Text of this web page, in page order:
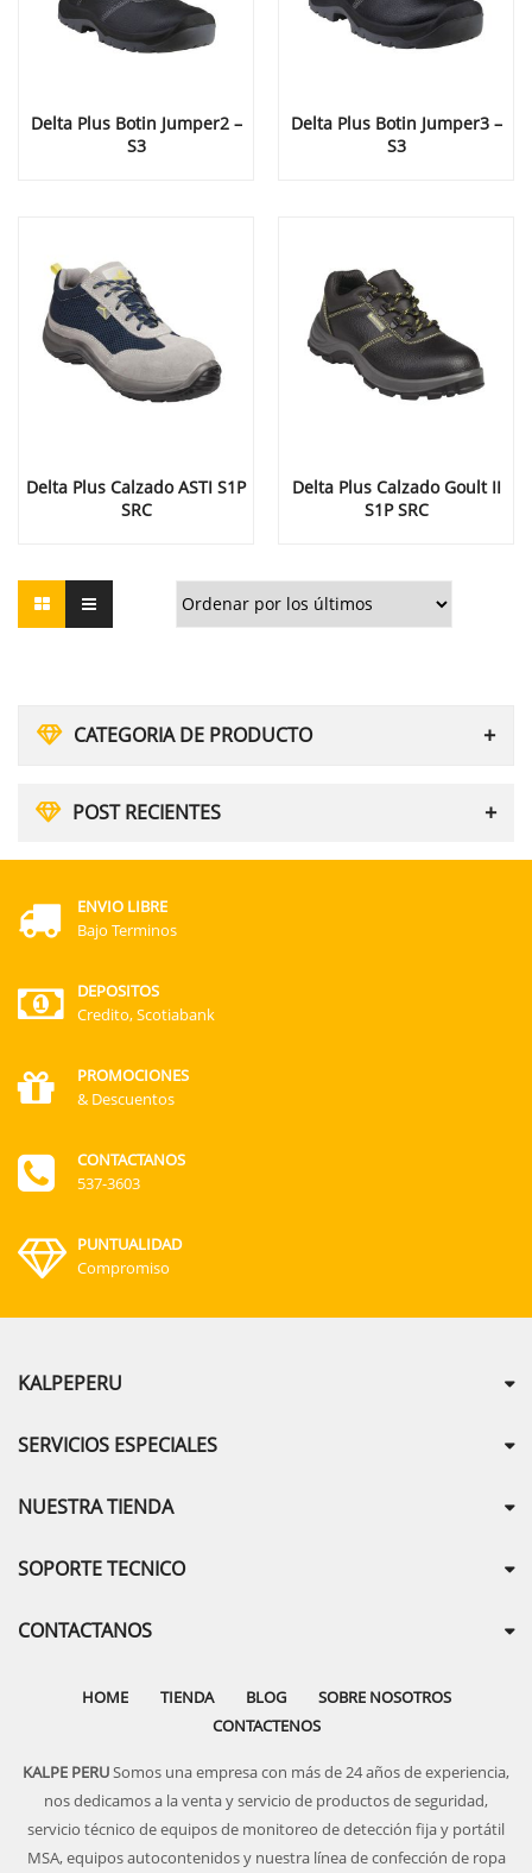
CATEGORIA DE PRODUCTO
POST RECIENTES
Delta Plus Botin Jumper2 –
S3
Delta Plus Botin Jumper3 –
S3
Delta Plus Calzado ASTI S1P
SRC
Delta Plus Calzado Goult II
S1P SRC
ENVIO LIBRE
Bajo Terminos
DEPOSITOS
Credito, Scotiabank
PROMOCIONES
& Descuentos
CONTACTANOS
537-3603
PUNTUALIDAD
Compromiso
KALPEPERU
SERVICIOS ESPECIALES
NUESTRA TIENDA
SOPORTE TECNICO
CONTACTANOS
HOME TIENDA BLOG
SOBRE NOSOTROS
CONTACTENOS
KALPE PERUSomos una empresa con más de 24 años de experiencia,
nos dedicamos a la venta y servicio de productos de seguridad,
servicio técnico de equipos de monitoreo de detección fija y portátil
MSA, equipos autocontenidos y nuestra línea de confección de ropa